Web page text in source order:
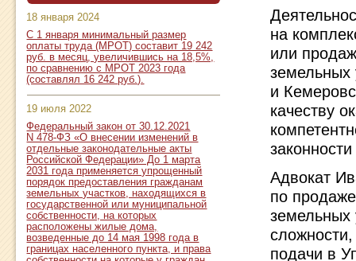
18 января 2024
С 1 января минимальный размер
оплаты труда (МРОТ) составит 19 242
руб. в месяц, увеличившись на 18,5%,
по сравнению с МРОТ 2023 года
(составлял 16 242 руб.).
19 июля 2022
Федеральный закон от 30.12.2021
N 478-ФЗ «О внесении изменений в
отдельные законодательные акты
Российской Федерации» До 1 марта
2031 года применяется упрощенный
порядок предоставления гражданам
земельных участков, находящихся в
государственной или муниципальной
собственности, на которых
расположены жилые дома,
возведенные до 14 мая 1998 года в
границах населенного пункта, и права
на
или
земельных
и
качеству
Адвокат
по
земельных
подачи в